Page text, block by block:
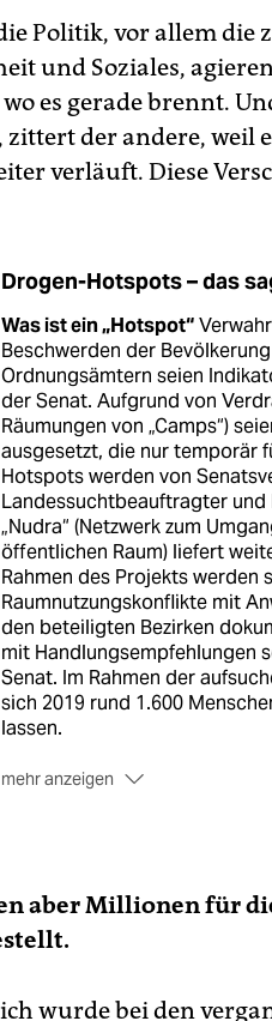
Politik, vor allem
und Soziales,
es gerade brennt.
der andere, weil
verläuft. Diese
Drogen-Hotspots – das
Was ist ein „Hotspot“
Beschwerden der
Ordnungsämtern seien
der Senat. Aufgrund von
Räumungen von „Camps“)
ausgesetzt, die nur temporär
Hotspots werden von
Landessuchtbeauftragter und
„Nudra“ (Netzwerk zum
öffentlichen Raum) liefert
Rahmen des Projekts werden
Raumnutzungskonflikte mit
den beteiligten Bezirken
mit Handlungsempfehlungen
Senat. Im Rahmen der
sich 2019 rund 1.600
lassen.
mehr anzeigen
werde strategisch ausgebaut
Drogenkonsumräume und die
aber Millionen für
wurde bei den